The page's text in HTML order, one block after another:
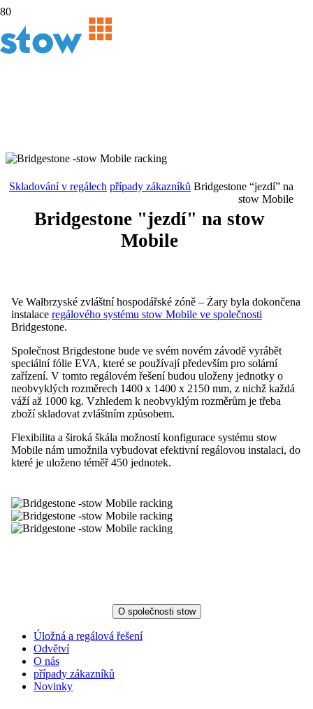
Skladování v regálech případy zákazníků Bridgestone “jezdí” na
stow Mobile
Bridgestone "jezdí" na stow
Mobile
Ve Wałbrzyské zvláštní hospodářské zóně – Żary byla dokončena
instalace regálového systému stow Mobile ve společnosti
Bridgestone.
Společnost Brigdestone bude ve svém novém závodě vyrábět
speciální fólie EVA, které se používají především pro solární
zařízení. V tomto regálovém řešení budou uloženy jednotky o
neobvyklých rozměrech 1400 x 1400 x 2150 mm, z nichž každá
váží až 1000 kg. Vzhledem k neobvyklým rozměrům je třeba
zboží skladovat zvláštním způsobem.
Flexibilita a široká škála možností konfigurace systému stow
Mobile nám umožnila vybudovat efektivní regálovou instalaci, do
které je uloženo téměř 450 jednotek.
O společnosti stow
Úložná a regálová řešení
Odvětví
O nás
případy zákazníků
Novinky